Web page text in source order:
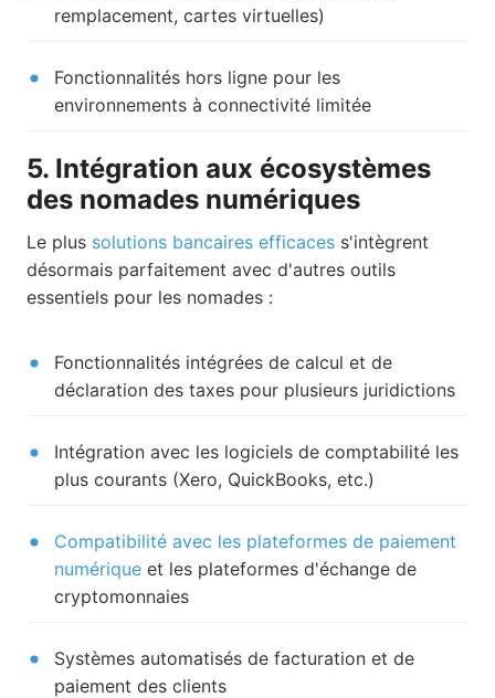
remplacement, cartes virtuelles)
Fonctionnalités hors ligne pour les
environnements à connectivité limitée
5. Intégration aux écosystèmes
des nomades numériques
Le plus solutions bancaires efficaces s'intègrent
désormais parfaitement avec d'autres outils
essentiels pour les nomades :
Fonctionnalités intégrées de calcul et de
déclaration des taxes pour plusieurs juridictions
Intégration avec les logiciels de comptabilité les
plus courants (Xero, QuickBooks, etc.)
Compatibilité avec les plateformes de paiement
numérique et les plateformes d'échange de
cryptomonnaies
Systèmes automatisés de facturation et de
paiement des clients